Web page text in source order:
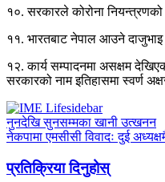
१०. सरकारले कोरोना
११. भारतबाट नेपाल आउने दाजुभाइ
१२. कार्य सम्पादनमा असक्षम
सरकारको नाम इतिहासमा स्वर्ण
नुनदेखि सुनसम्मका खानी उत्खनन
नेकपामा एमसीसी विवादः दुई
प्रतिक्रिया दिनुहोस्